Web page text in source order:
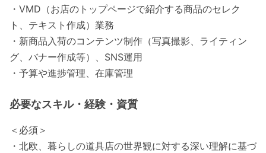
・VMD（お店のトップページで紹介する商品のセレク
ト、テキスト作成）業務
・新商品入荷のコンテンツ制作（写真撮影、ライティン
グ、バナー作成等）、SNS運用
・予算や進捗管理、在庫管理
必要なスキル・経験・資質
＜必須＞
・北欧、暮らしの道具店の世界観に対する深い理解に基づ